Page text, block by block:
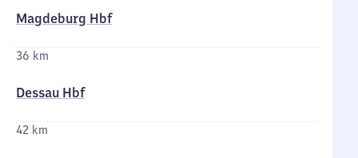
Magdeburg Hbf
36 km
Dessau Hbf
42 km